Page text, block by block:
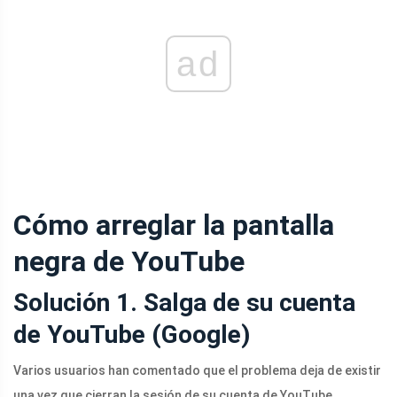
ad
Cómo arreglar la pantalla
negra de YouTube
Solución 1. Salga de su cuenta
de YouTube (Google)
Varios usuarios han comentado que el problema deja de existir